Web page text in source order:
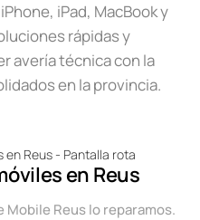
iPad, MacBook y
rápidas y
avería técnica con la
en la provincia.
en Reus
Mobile Reus lo reparamos.